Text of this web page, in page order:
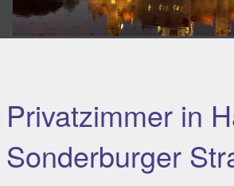
Privatzimmer in
Sonderburger